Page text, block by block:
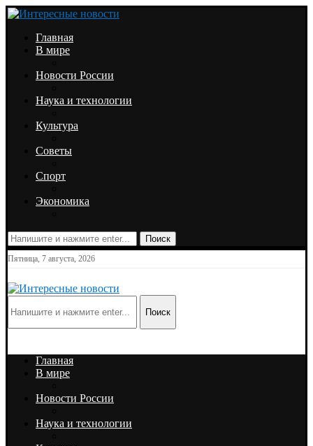
Главная
В мире
Новости России
Наука и технологии
Культура
Советы
Спорт
Экономика
Поиск
Пятница, 7 августа, 2026
Поиск
Главная
В мире
Новости России
Наука и технологии